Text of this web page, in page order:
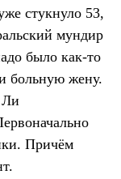
стукнуло 53,
мундир
было как-то
больную жену.
Ли
Причём